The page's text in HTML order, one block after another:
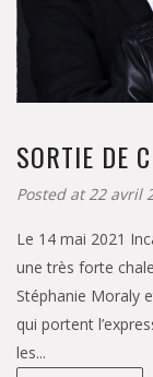
SORTIE DE
Posted at 22 avril
Le 14 mai 2021
une très forte
Stéphanie Moraly
qui portent
les...